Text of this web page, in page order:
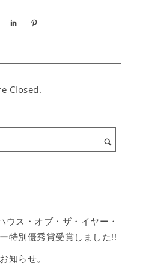
Closed.
ウス・オブ・ザ・イヤー・
特別優秀賞受賞しました!!
知らせ。